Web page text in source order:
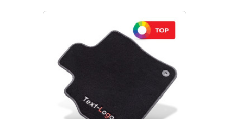
pour préserver l'esthétique et la capacité de charge de ta voiture, et
particulièrement adapté pour transporter tes amis quadripèdes,
pour une agréable promenade au parc ou en dehors de la ville.
Les tapis Mercedes Classe X représentent également le choix idéal
pour ceux qui ont besoin de personnaliser leur auto. Chaque produit
peut être personnalisé en fonction de tes besoins. Choisis la couleur
qui correspond le mieux à la couleur des intérieurs et des
plastiques, ou embellis le tapis de ta Classe X avec une écriture de
type racing, une proposition dédiée aux passionnés du tuning qui
veulent rendre leur véhicule original et ne jamais passer inaperçu.